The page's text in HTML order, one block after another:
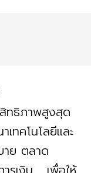
ทธิภาพสูงสุด
ทคโนโลยีและ
ย ตลาด